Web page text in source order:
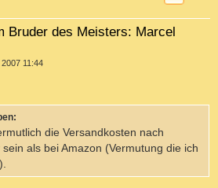
Bruder des Meisters: Marcel
11:44
die Versandkosten nach
als bei Amazon (Vermutung die ich